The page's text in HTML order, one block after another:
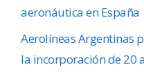
aeronáutica en España
Aerolíneas Argentinas
la incorporación de 20